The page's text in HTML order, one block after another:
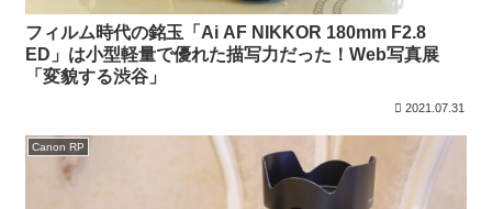
フィルム時代の銘玉「Ai AF NIKKOR 180mm F2.8
ED」は小型軽量で優れた描写力だった！Web写真展
「変貌する渋谷」
2021.07.31
Canon RP